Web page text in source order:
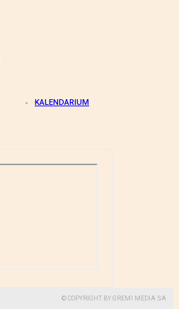
KALENDARIUM
© COPYRIGHT BY GREMI MEDIA SA